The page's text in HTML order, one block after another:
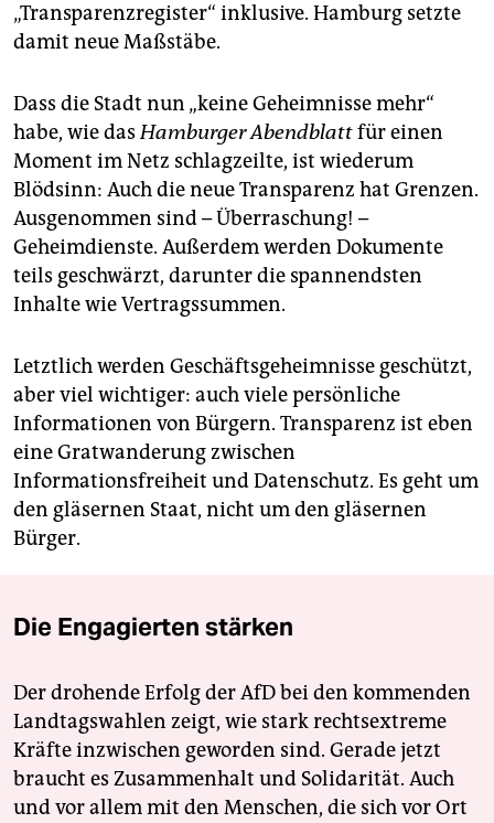
„Transparenzregister“ inklusive. Hamburg setzte
damit neue Maßstäbe.
Dass die Stadt nun „keine Geheimnisse mehr“
habe, wie dasHamburger Abendblattfür einen
Moment im Netz schlagzeilte, ist wiederum
Blödsinn: Auch die neue Transparenz hat Grenzen.
Ausgenommen sind – Überraschung! –
Geheimdienste. Außerdem werden Dokumente
teils geschwärzt, darunter die spannendsten
Inhalte wie Vertragssummen.
Letztlich werden Geschäftsgeheimnisse geschützt,
aber viel wichtiger: auch viele persönliche
Informationen von Bürgern. Transparenz ist eben
eine Gratwanderung zwischen
Informationsfreiheit und Datenschutz. Es geht um
den gläsernen Staat, nicht um den gläsernen
Bürger.
Die Engagierten stärken
Der drohende Erfolg der AfD bei den kommenden
Landtagswahlen zeigt, wie stark rechtsextreme
Kräfte inzwischen geworden sind. Gerade jetzt
braucht es Zusammenhalt und Solidarität. Auch
und vor allem mit den Menschen, die sich vor Ort